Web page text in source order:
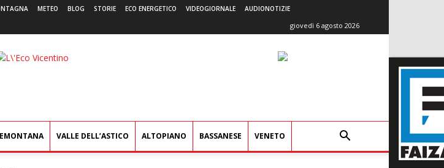
METEO BLOG STORIE ECO ENERGETICO VIDEOGIORNALE AUDIONOTIZIE
giovedì 6 agosto 2026
L'Eco
VALLE DELL’ASTICO ALTOPIANO BASSANESE VENETO